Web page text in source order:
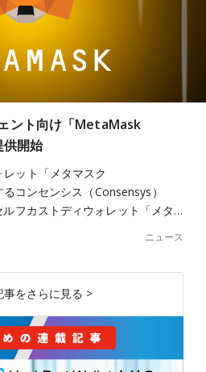
ント向け「MetaMask
開始
ット「メタマスク
コンセンシス（Consensys）
フカストディウォレット「メタ…
ニュース
事をさらに見る >